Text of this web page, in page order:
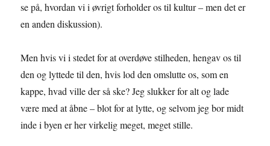
se på, hvordan vi i øvrigt forholder os til kultur – men det er
en anden diskussion).
Men hvis vi i stedet for at overdøve stilheden, hengav os til
den og lyttede til den, hvis lod den omslutte os, som en
kappe, hvad ville der så ske? Jeg slukker for alt og lade
være med at åbne – blot for at lytte, og selvom jeg bor midt
inde i byen er her virkelig meget, meget stille.